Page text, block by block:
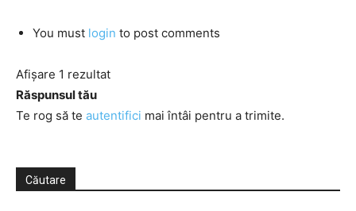
You must login to post comments
Afișare 1 rezultat
Răspunsul tău
Te rog să te autentifici mai întâi pentru a trimite.
Căutare